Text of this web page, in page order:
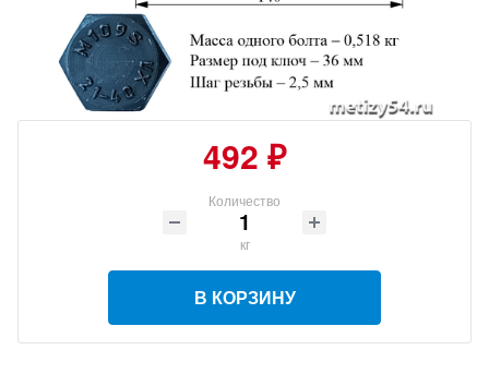
492 ₽
Количество
кг
В КОРЗИНУ